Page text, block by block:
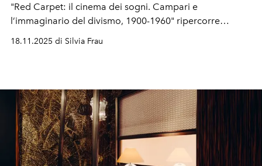
"Red Carpet: il cinema dei sogni. Campari e
l’immaginario del divismo, 1900-1960" ripercorre
18.11.2025 di Silvia Frau